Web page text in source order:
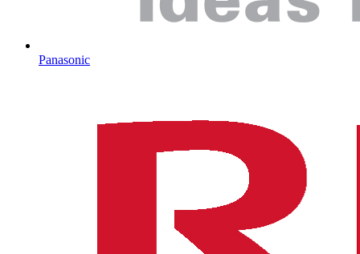
Panasonic